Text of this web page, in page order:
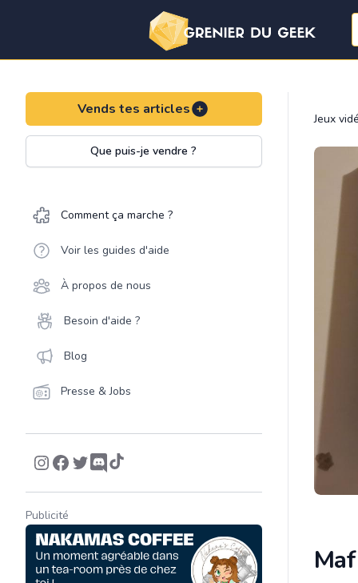
Vends tes articles
Que puis-je vendre ?
Comment ça marche ?
Voir les guides d'aide
À propos de nous
Besoin d'aide ?
Blog
Presse & Jobs
Publicité
Jeux